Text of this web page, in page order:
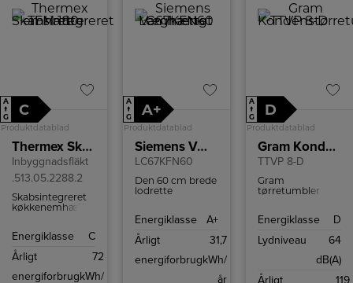
A
↑
G
C
Produktdatablad
Thermex Skabsintegreret emhætte TFM 180
Inbyggnadsfläkt
.513.05.2288.2
Skabsintegreret
køkkenemhætte
montering i 60
cm overskab.
Energiklasse
C
Årligt
energiforbrug
72
kWh/
A
↑
G
A+
Produktdatablad
Siemens Væghængt emhætte
LC67KFN60
Den 60 cm brede
lodrette
og stilfuld.
Energiklasse
A+
Årligt
energiforbrug
31,7
kWh/
år
A
↑
G
D
Produktdatablad
Gram Kondenstørretumbler
TTVP 8-D
Gram
tørretumbler
programmer.
Energiklasse
D
Lydniveau
64
dB(A)